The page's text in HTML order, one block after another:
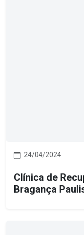
24/04/2024
Clínica de
Bragança